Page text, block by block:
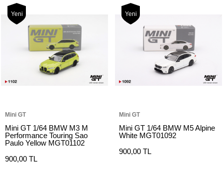
Yeni
Mini GT
Mini GT 1/64 BMW M3 M
Performance Touring Sao
Paulo Yellow MGT01102
900,00 TL
Yeni
Mini GT
Mini GT 1/64 BMW M5 Alpine
White MGT01092
900,00 TL